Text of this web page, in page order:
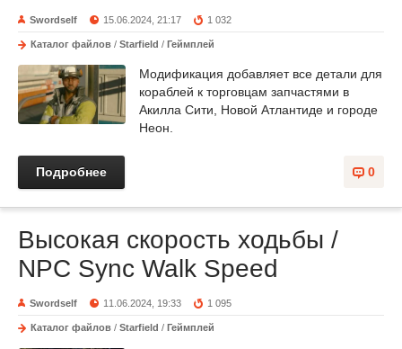
Swordself 15.06.2024, 21:17 1 032
Каталог файлов / Starfield / Геймплей
Модификация добавляет все детали для
кораблей к торговцам запчастями в
Акилла Сити, Новой Атлантиде и городе
Неон.
0
Подробнее
Высокая скорость ходьбы /
NPC Sync Walk Speed
Swordself 11.06.2024, 19:33 1 095
Каталог файлов / Starfield / Геймплей